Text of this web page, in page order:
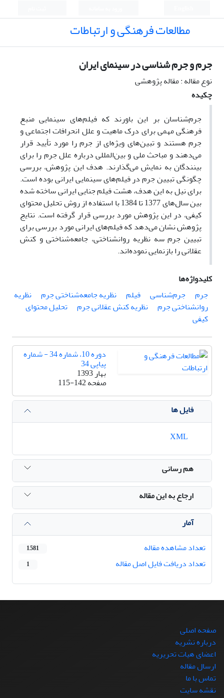
مطالعات فرهنگی و ارتباطات
جرم و جرم شناسی در سینمای ایران
نوع مقاله : مقاله پژوهشی
چکیده
جرم‌شناسان بر این باورند که فیلم‌های سینمایی منبع
فرهنگی مهمی برای درک ماهیت و علل انحرافات اجتماعی و
جرم هستند و تبین‌های ویژه‌ای از جرم را مورد تأیید قرار
می‌دهند و مباحث ملی و بین‌المللی درباره علل جرم را برای
بینندگان به نمایش می‌گذارند. هدف این پژوهش، بررسی
چگونگی تبیین جرم در فیلم‌های سینمایی ایرانی بوده است.
برای نیل به این هدف، هشت فیلم جنایی ایرانی ساخته شده
بین سال‌های 1377 تا 1384 با استفاده از روش تحلیل محتوای
کیفی، در این پژوهش مورد بررسی قرار گرفته است. نتایج
پژوهش نشان می‌دهد که فیلم‌های ایرانی مورد بررسی برای
تبیین جرم سه نظریه روانشناختی، جامعه‌شناختی و کنش
عقلانی را بازنمایی نموده‌اند.
کلیدواژه‌ها
جرم
جرم‌شناسی فیلم نظریه جامعه‌شناختی جرم
نظریه
روانشناختی جرم
نظریه کنش عقلانی جرم
تحلیل محتوای
کیفی
دوره 10، شماره 34 - شماره
پیاپی 34
بهار 1393
صفحه115-142
فایل ها
هم رسانی
ارجاع به این مقاله
آمار
تعداد مشاهده مقاله
1,581
تعداد دریافت فایل اصل مقاله 1
صفحه اصلی
درباره نشریه
اعضای هیات تحریریه
ارسال مقاله
تماس با ما
نقشه سایت